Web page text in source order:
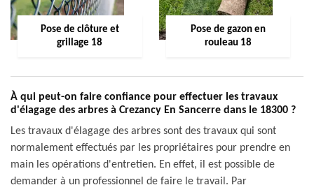
Pose de clôture et
grillage 18
Pose de gazon en
rouleau 18
À qui peut-on faire confiance pour effectuer les travaux
d'élagage des arbres à Crezancy En Sancerre dans le 18300 ?
Les travaux d'élagage des arbres sont des travaux qui sont
normalement effectués par les propriétaires pour prendre en
main les opérations d'entretien. En effet, il est possible de
demander à un professionnel de faire le travail. Par